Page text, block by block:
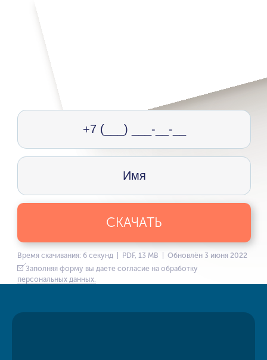
СКАЧАТЬ
Время скачивания: 6 секунд | PDF, 13 MB | Обновлён 3 июня 2022
Заполняя форму вы даете согласие на обработку
персональных данных.